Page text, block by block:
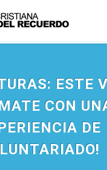
ESTE
CON
DE